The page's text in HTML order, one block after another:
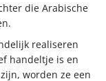
die Arabische
realiseren
handeltje is en
worden ze een